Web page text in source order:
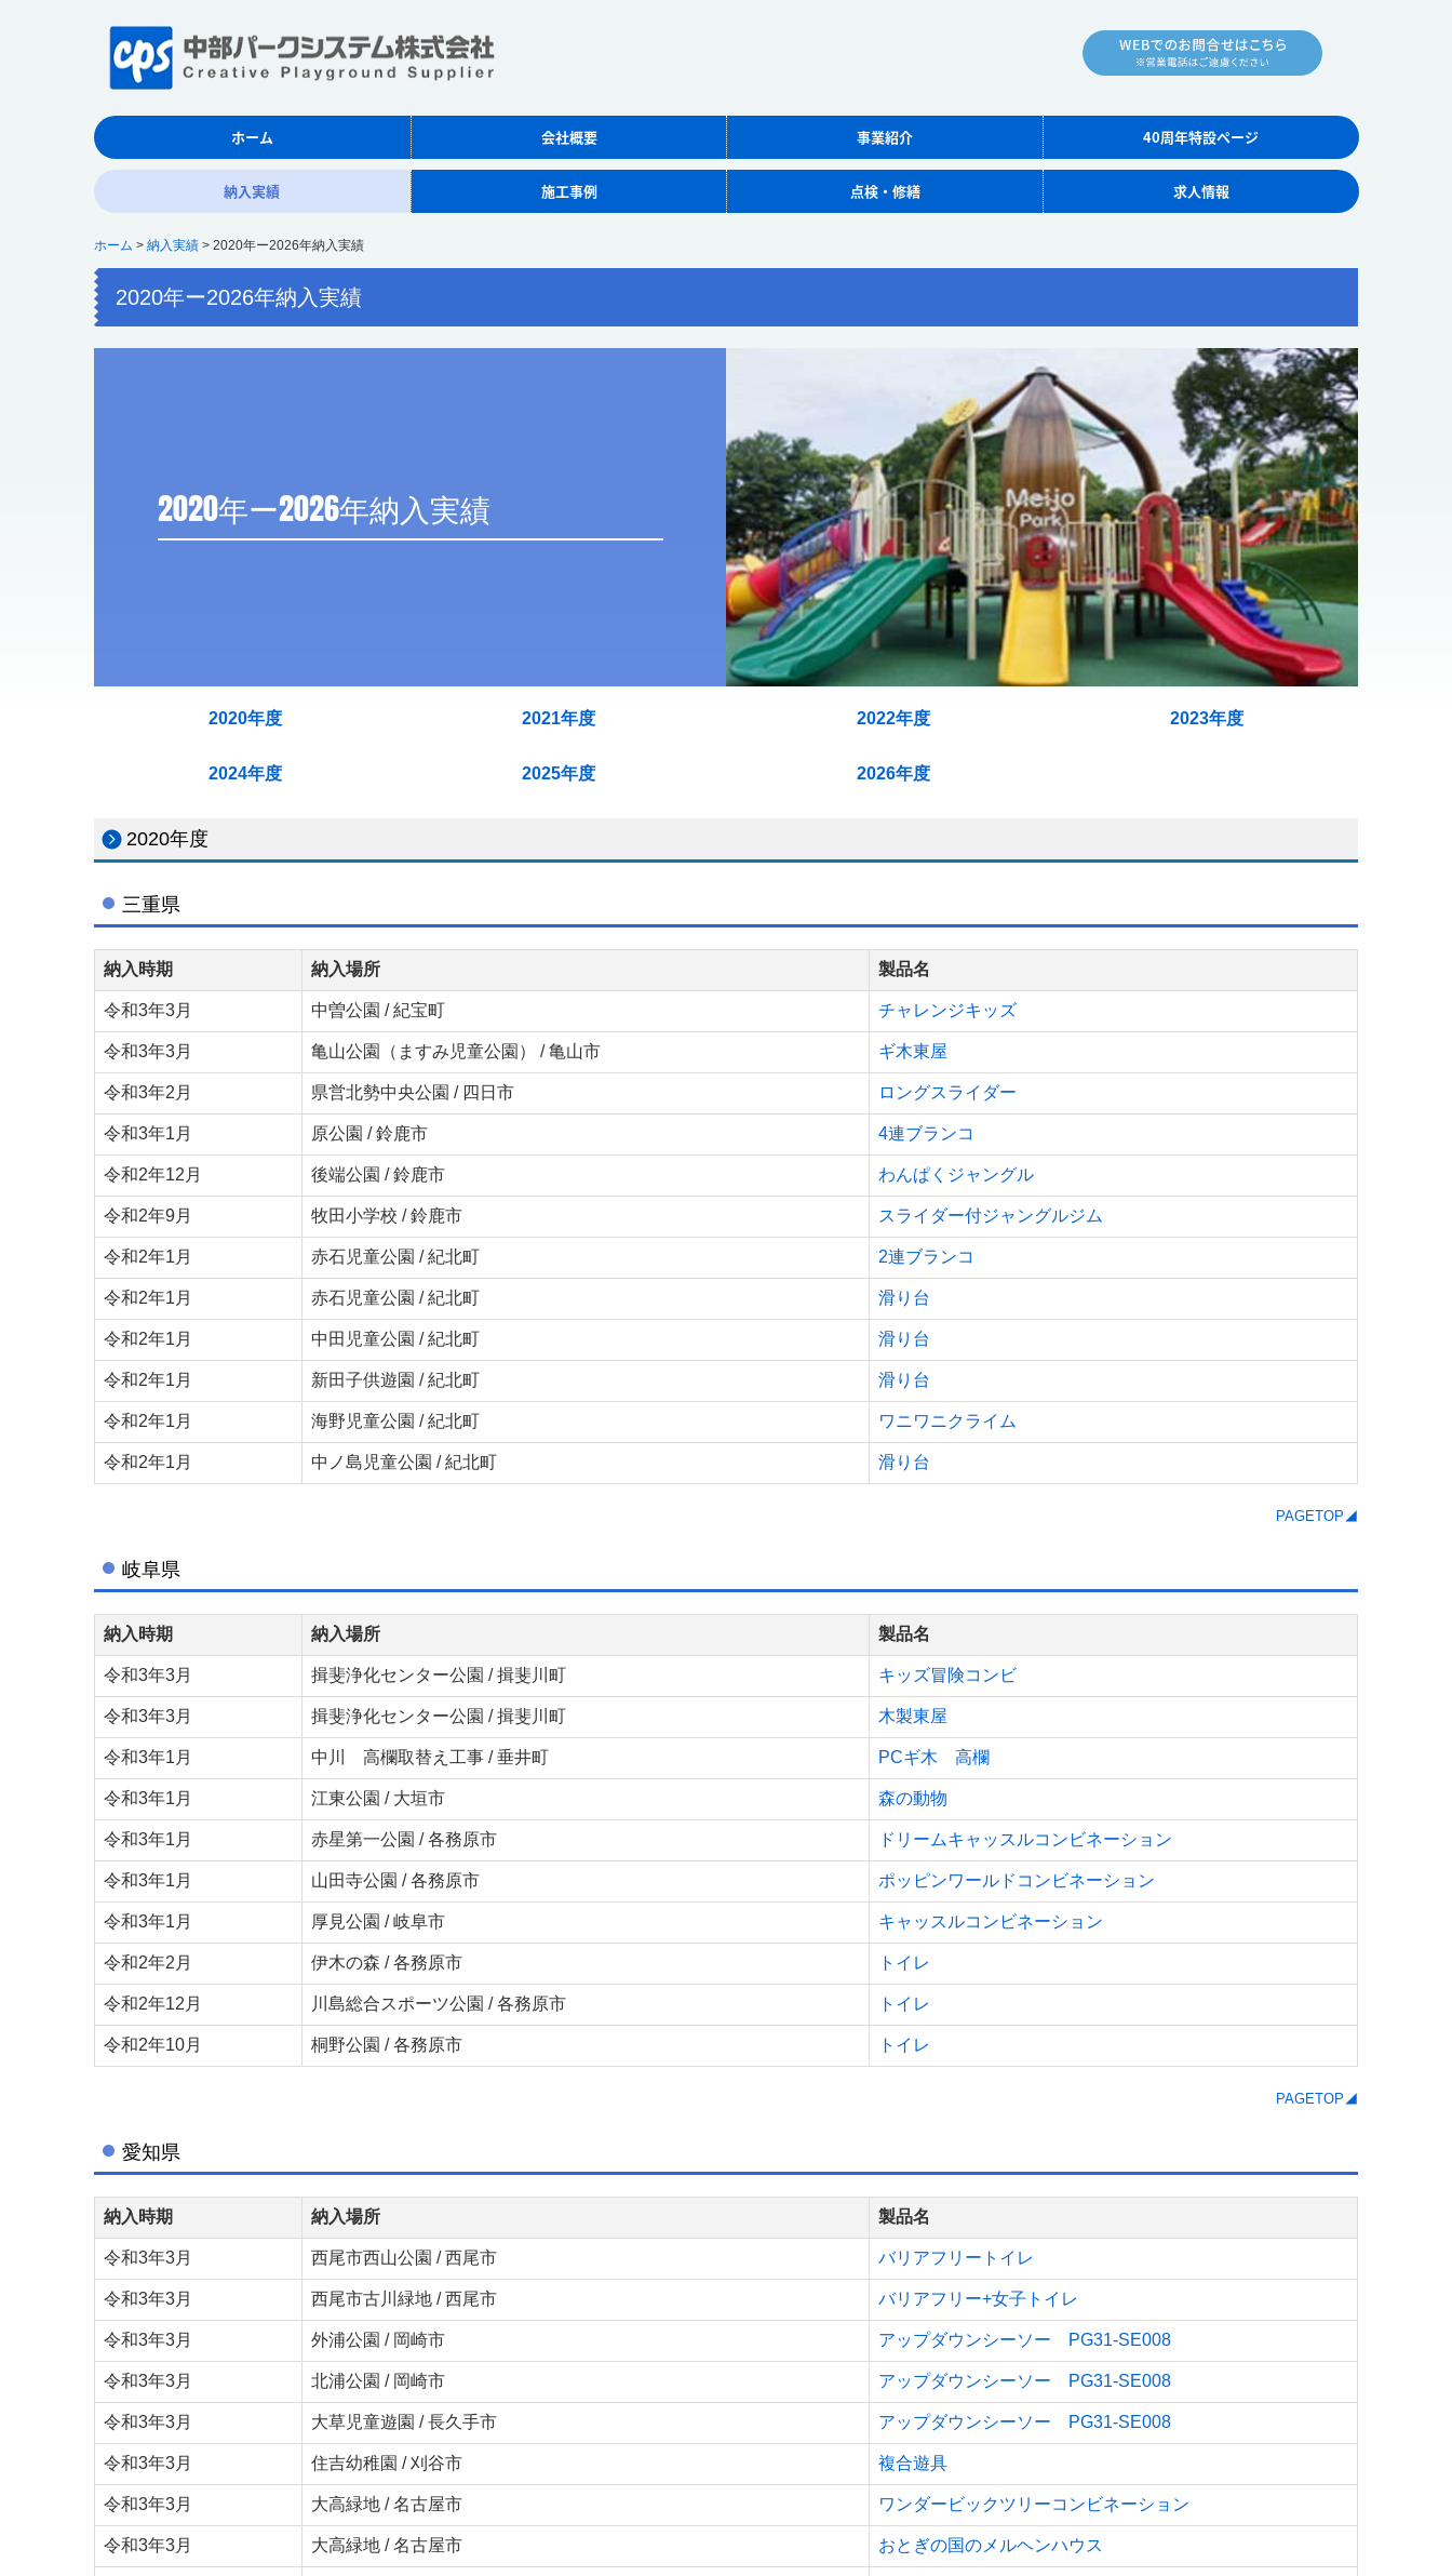
ホーム 会社概要 事業紹介 40周年特設ページ
納入実績 施工事例 点検・修繕 求人情報
ホーム 納入実績 2020年ー2026年納入実績
2020年ー2026年納入実績
2020年度 2021年度 2022年度 2023年度
2024年度 2025年度 2026年度
2020年度
三重県
納入時期 納入場所 製品名
令和3年3月 中曽公園 / 紀宝町 チャレンジキッズ
令和3年3月 亀山公園（ますみ児童公園） / 亀山市 ギ木東屋
令和3年2月 県営北勢中央公園 / 四日市 ロングスライダー
令和3年1月 原公園 / 鈴鹿市 4連ブランコ
令和2年12月 後端公園 / 鈴鹿市 わんぱくジャングル
令和2年9月 牧田小学校 / 鈴鹿市 スライダー付ジャングルジム
令和2年1月 赤石児童公園 /紀北町 2連ブランコ
令和2年1月 赤石児童公園 /紀北町 滑り台
令和2年1月 中田児童公園 / 紀北町 滑り台
令和2年1月 新田子供遊園 / 紀北町 滑り台
令和2年1月 海野児童公園 / 紀北町 ワニワニクライム
令和2年1月 中ノ島児童公園 / 紀北町 滑り台
PAGETOP◢
岐阜県
納入時期 納入場所 製品名
令和3年3月 揖斐浄化センター公園 / 揖斐川町 キッズ冒険コンビ
令和3年3月 揖斐浄化センター公園 / 揖斐川町 木製東屋
令和3年1月 中川 高欄取替え工事 / 垂井町 PCギ木 高欄
令和3年1月 江東公園 / 大垣市 森の動物
令和3年1月 赤星第一公園 / 各務原市 ドリームキャッスルコンビネーション
令和3年1月 山田寺公園 / 各務原市 ポッピンワールドコンビネーション
令和3年1月 厚見公園 / 岐阜市 キャッスルコンビネーション
令和2年2月 伊木の森 / 各務原市 トイレ
令和2年12月 川島総合スポーツ公園 / 各務原市 トイレ
令和2年10月 桐野公園 / 各務原市 トイレ
PAGETOP◢
愛知県
納入時期 納入場所 製品名
令和3年3月 西尾市西山公園 / 西尾市 バリアフリートイレ
令和3年3月 西尾市古川緑地 / 西尾市 バリアフリー+女子トイレ
令和3年3月 外浦公園 / 岡崎市 アップダウンシーソー PG31-SE008
令和3年3月 北浦公園 / 岡崎市 アップダウンシーソー PG31-SE008
令和3年3月 大草児童遊園 / 長久手市 アップダウンシーソー PG31-SE008
令和3年3月 住吉幼稚園 / 刈谷市 複合遊具
令和3年3月 大高緑地 / 名古屋市 ワンダービックツリーコンビネーション
令和3年3月 大高緑地 / 名古屋市 おとぎの国のメルヘンハウス